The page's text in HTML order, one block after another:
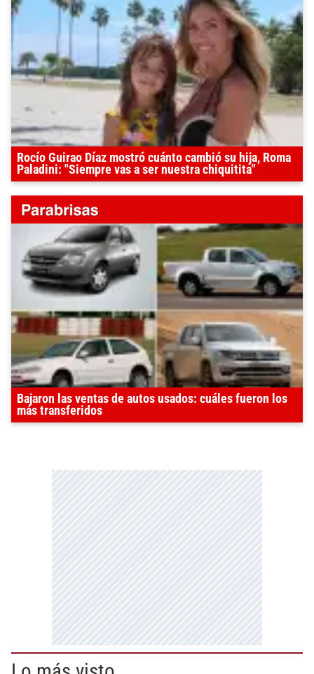
Rocío Guirao Díaz mostró cuánto cambió su hija, Roma
Paladini: "Siempre vas a ser nuestra chiquitita"
Bajaron las ventas de autos usados: cuáles fueron los
más transferidos